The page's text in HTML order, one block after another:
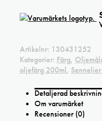
Artikelnr: 130431252
Kategorier: Färg,
oljefärg 200ml,
Detaljerad
Om varumärket
Recensioner (0)